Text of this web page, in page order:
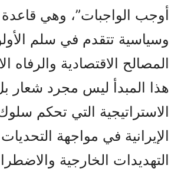
أوجب الواجبات”، وهي قاعدة
وسياسية تتقدم في سلم
المصالح الاقتصادية والرفاه
هذا المبدأ ليس مجرد شعار
الاستراتيجية التي تحكم
الإيرانية في مواجهة
التهديدات الخارجية